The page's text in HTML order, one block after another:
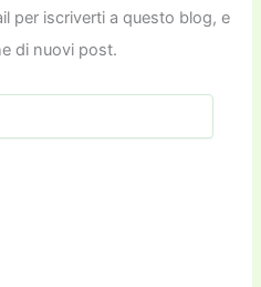
per iscriverti a questo blog, e
di nuovi post.